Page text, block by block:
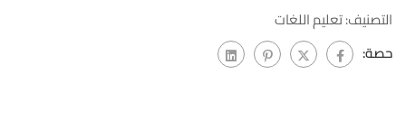
التصنيف:تعليم اللغات
حصة: